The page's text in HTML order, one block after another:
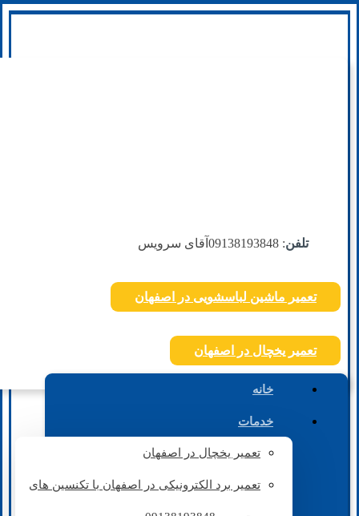
تلفن: 09138193848 آقای سرویس
تعمیر ماشین لباسشویی در اصفهان
تعمیر یخچال در اصفهان
خانه
خدمات
تعمیر یخچال در اصفهان
تعمیر برد الکترونیکی در اصفهان با تکنسین های